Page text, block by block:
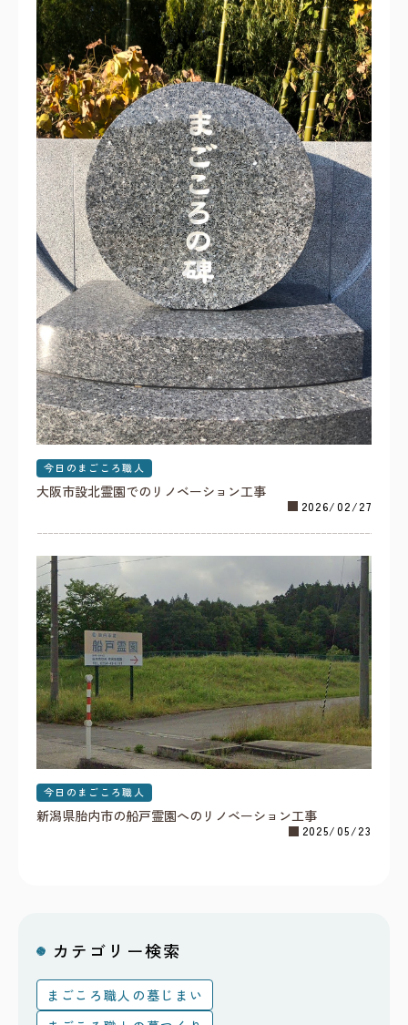
今日のまごころ職人
2026/02/27
大阪市設北霊園でのリノベーション工事
今日のまごころ職人
2025/05/23
新潟県胎内市の船戸霊園へのリノベーション工事
カテゴリー検索
まごころ職人の墓じまい